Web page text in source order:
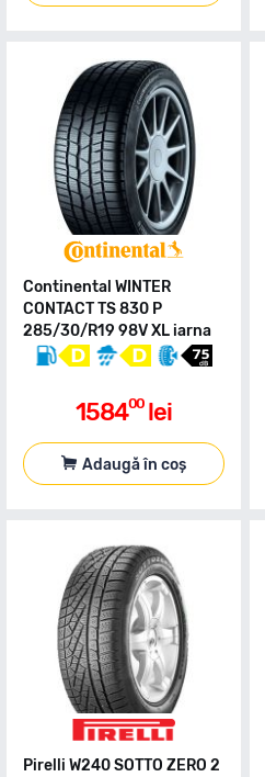
Continental WINTER
CONTACT TS 830 P
285/30/R19 98V XL iarna
158400 lei
Adaugă în coș
Pirelli W240 SOTTO ZERO 2